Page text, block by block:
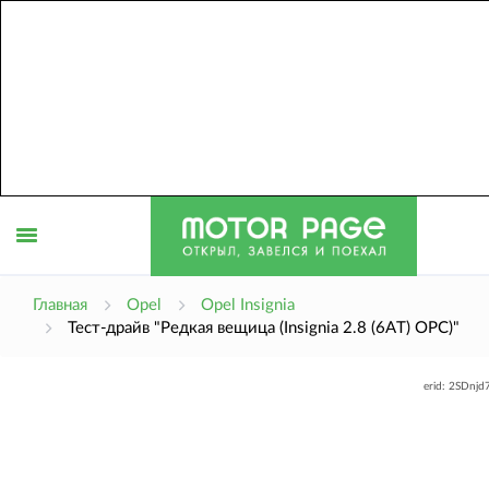
Главная Opel
Opel Insignia
Тест-драйв "Редкая вещица (Insignia 2.8 (6AT) OPC)"
erid: